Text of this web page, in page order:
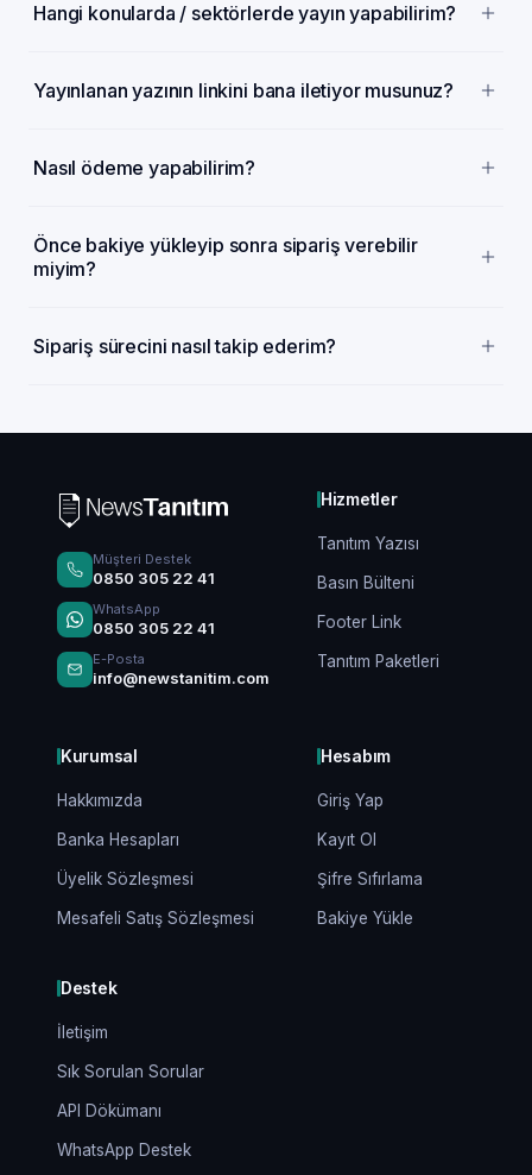
Hangi konularda / sektörlerde yayın yapabilirim?
Yayınlanan yazının linkini bana iletiyor musunuz?
Nasıl ödeme yapabilirim?
Önce bakiye yükleyip sonra sipariş verebilir
miyim?
Sipariş sürecini nasıl takip ederim?
Müşteri Destek
0850 305 22 41
WhatsApp
0850 305 22 41
E-Posta
info@newstanitim.com
Hizmetler
Tanıtım Yazısı
Basın Bülteni
Footer Link
Tanıtım Paketleri
Kurumsal
Hakkımızda
Banka Hesapları
Üyelik Sözleşmesi
Mesafeli Satış Sözleşmesi
Hesabım
Giriş Yap
Kayıt Ol
Şifre Sıfırlama
Bakiye Yükle
Destek
İletişim
Sık Sorulan Sorular
API Dökümanı
WhatsApp Destek